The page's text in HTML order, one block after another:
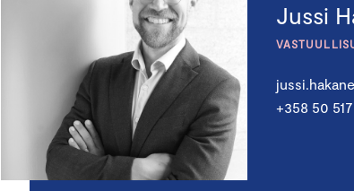
Jussi
+358 50